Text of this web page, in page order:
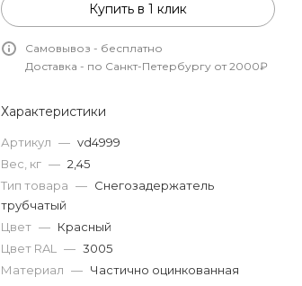
Купить в 1 клик
Самовывоз - бесплатно
Доставка - по Санкт-Петербургу от 2000₽
Характеристики
Артикул — vd4999
Вес, кг — 2,45
Тип товара — Снегозадержатель
трубчатый
Цвет — Красный
Цвет RAL
— 3005
Материал — Частично оцинкованная